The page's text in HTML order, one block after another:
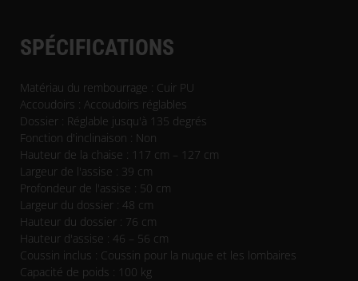
SPÉCIFICATIONS
Matériau du rembourrage : Cuir PU
Accoudoirs : Accoudoirs réglables
Dossier : Réglable jusqu'à 135 degrés
Fonction d'inclinaison : Non
Hauteur de la chaise : 117 cm – 127 cm
Largeur de l'assise : 39 cm
Profondeur de l'assise : 50 cm
Largeur du dossier : 48 cm
Hauteur du dossier : 76 cm
Hauteur d'assise : 46 – 56 cm
Coussin inclus : Coussin pour la nuque et les lombaires
Capacité de poids : 100 kg